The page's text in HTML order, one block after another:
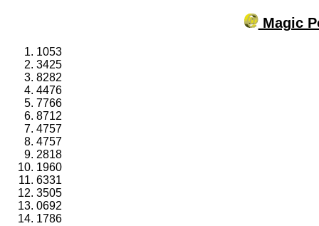
Magic
1053
3425
8282
4476
7766
8712
4757
4757
2818
1960
6331
3505
0692
1786